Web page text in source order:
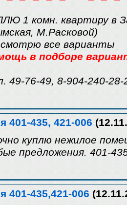
1 комн. квартиру в
М.Расковой)
все варианты
в подборе
49-76-49, 8-904-240-28-
401-435, 421-006
куплю нежилое
предложения. 401-
401-435,421-006